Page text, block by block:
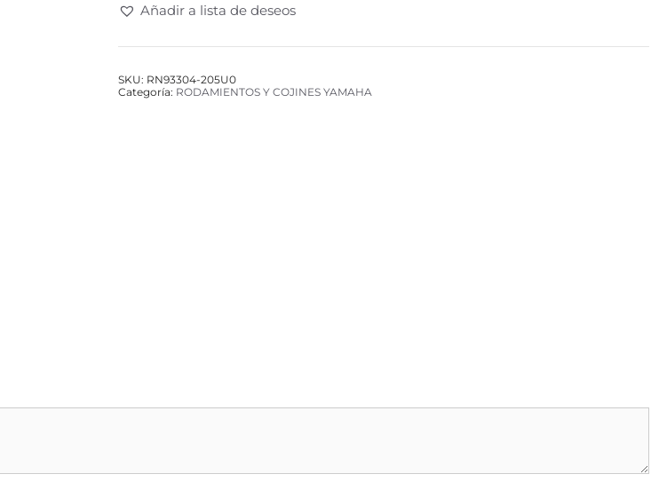
Añadir a lista de deseos
SKU: RN93304-205U0
Categoría: RODAMIENTOS Y COJINES YAMAHA